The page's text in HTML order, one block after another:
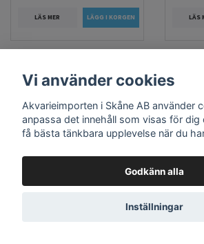
LÄS MER LÄS
Vi använder cookies
Akvarieimporten i Skåne AB använder
anpassa det innehåll som visas för
få bästa tänkbara upplevelse när du
Godkänn alla
Inställningar